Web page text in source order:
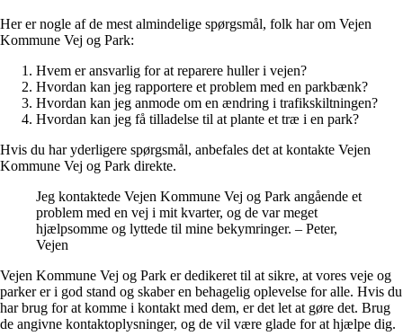
Her er nogle af de mest almindelige spørgsmål, folk har om Vejen
Kommune Vej og Park:
Hvem er ansvarlig for at reparere huller i vejen?
Hvordan kan jeg rapportere et problem med en parkbænk?
Hvordan kan jeg anmode om en ændring i trafikskiltningen?
Hvordan kan jeg få tilladelse til at plante et træ i en park?
Hvis du har yderligere spørgsmål, anbefales det at kontakte Vejen
Kommune Vej og Park direkte.
Jeg kontaktede Vejen Kommune Vej og Park angående et
problem med en vej i mit kvarter, og de var meget
hjælpsomme og lyttede til mine bekymringer. – Peter,
Vejen
Vejen Kommune Vej og Park er dedikeret til at sikre, at vores veje og
parker er i god stand og skaber en behagelig oplevelse for alle. Hvis du
har brug for at komme i kontakt med dem, er det let at gøre det. Brug
de angivne kontaktoplysninger, og de vil være glade for at hjælpe dig.